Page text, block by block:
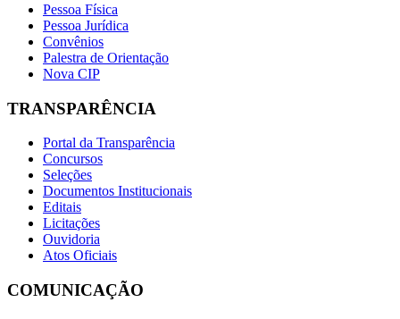
Pessoa Física
Pessoa Jurídica
Convênios
Palestra de Orientação
Nova CIP
TRANSPARÊNCIA
Portal da Transparência
Concursos
Seleções
Documentos Institucionais
Editais
Licitações
Ouvidoria
Atos Oficiais
COMUNICAÇÃO